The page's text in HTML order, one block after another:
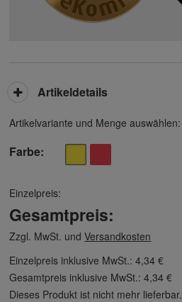
Artikelvariante und Menge auswählen:
Farbe
Einzelpreis:
Gesamtpreis:
Zzgl. MwSt. undVersandkosten
Einzelpreis inklusive MwSt.:4,34 €
Gesamtpreis inklusive MwSt.:4,34 €
Dieses Produkt ist nicht mehr lieferbar.
Artikeldetails